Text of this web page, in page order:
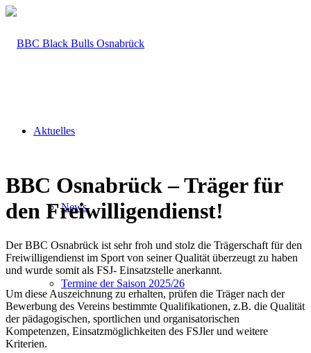
Aktuelles
News
Termine der Saison 2025/26
BBC Osnabrück – Träger für
den Freiwilligendienst!
Der BBC Osnabrück ist sehr froh und stolz die Trägerschaft für den
Freiwilligendienst im Sport von seiner Qualität überzeugt zu haben
und wurde somit als FSJ- Einsatzstelle anerkannt.
Um diese Auszeichnung zu erhalten, prüfen die Träger nach der
Bewerbung des Vereins bestimmte Qualifikationen, z.B. die Qualität
der pädagogischen, sportlichen und organisatorischen
Kompetenzen, Einsatzmöglichkeiten des FSJler und weitere
Kriterien.